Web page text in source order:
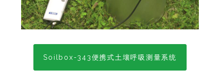
Soilbox-343便携式土壤呼吸测量系统